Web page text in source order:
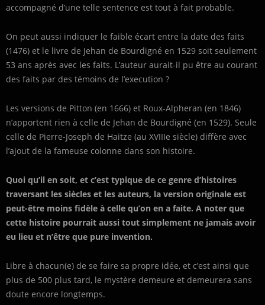
accompagné d’une telle sentence est tout à fait probable.
On peut aussi indiquer le faible écart entre la date des faits
(1476) et le livre de Jehan de Bourdigné en 1529 soit seulement
53 ans après avec les faits. L’auteur aurait-il pu être au courant
des faits par des témoins de l’execution ?
Les versions de Pitton (en 1666) et Roux-Alpheran (en 1846)
n’apportent rien à celle de Jehan de Bourdigné (en 1529). Seule
celle de Pierre-Joseph de Haitze (au XVIIIe siècle) diffère avec
l’ajout de la fameuse colonne dans son histoire.
Quoi qu’il en soit, et c’est typique de ce genre d’histoires
traversant les siècles et les auteurs, la version originale est
peut-être moins fidèle à celle qu’on en a faite. A noter que
cette histoire pourrait aussi tout simplement ne jamais avoir
eu lieu et n’être que pure invention.
Libre à chacun(e) de se faire sa propre idée, et c’est ainsi que
plus de 500 plus tard, le mystère demeure et demeurera sans
doute encore longtemps.